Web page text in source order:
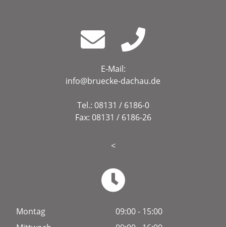
E-Mail:
info@bruecke-dachau.de
Tel.: 08131 / 6186-0
Fax: 08131 / 6186-26
<
Montag
09:00 - 15:00